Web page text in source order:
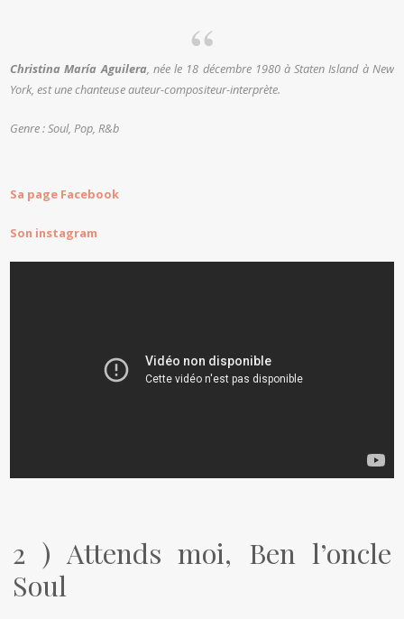
Christina María Aguilera, née le 18 décembre 1980à Staten Island à New
York, est une chanteuse auteur-compositeur-interprète.
Genre : Soul, Pop, R&b
Sa page Facebook
Son instagram
2 ) Attends moi, Ben l’oncle
Soul